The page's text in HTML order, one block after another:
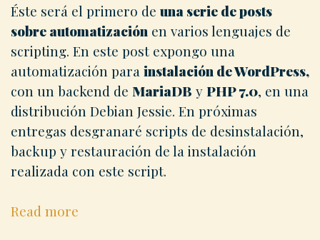
Éste será el primero de una serie de posts
sobre automatización en varios lenguajes de
scripting. En este post expongo una
automatización para instalación de WordPress,
con un backend de MariaDB yPHP 7.0, en una
distribución Debian Jessie. En próximas
entregas desgranaré scripts de desinstalación,
backup y restauración de la instalación
realizada con este script.
Read more